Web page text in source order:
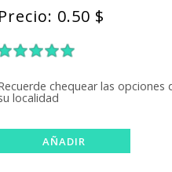
Precio: 0.50 $
chequear las
localidad